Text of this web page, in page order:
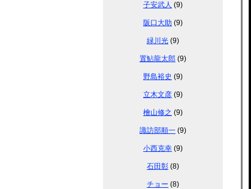
子安武人 (9)
阪口大助 (9)
緑川光 (9)
置鮎龍太郎 (9)
野島裕史 (9)
立木文彦 (9)
檜山修之 (9)
諏訪部順一 (9)
小西克幸 (9)
石田彰 (8)
チョー (8)